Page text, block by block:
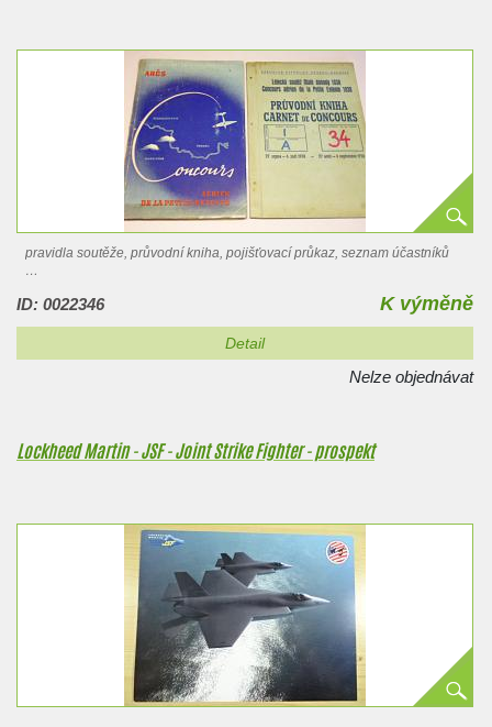
pravidla soutěže, průvodní kniha, pojišťovací průkaz, seznam účastníků
ID: 0022346 K výměně
Detail
Nelze objednávat
Lockheed Martin - JSF - Joint Strike Fighter - prospekt